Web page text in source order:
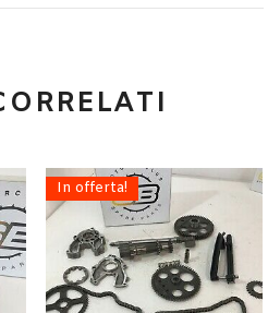
In offerta!